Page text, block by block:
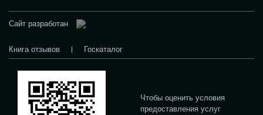
Сайт разработан
Книга отзывов Госкаталог
Чтобы оценить условия
предоставления услуг